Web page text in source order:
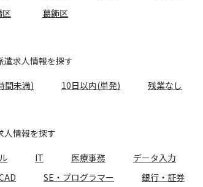
区 葛飾区
遣求人情報を探す
間未満)
10日以内(単発) 残業なし
人情報を探す
IT 医療事務 データ入力
SE・プログラマー 銀行・証券